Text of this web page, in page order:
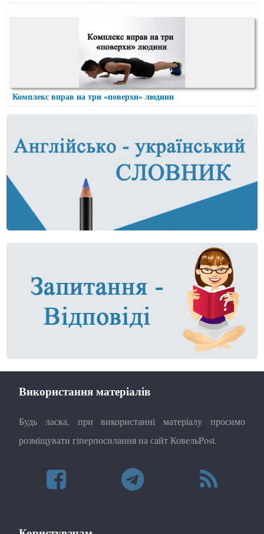
Комплекс вправ на три «поверхи» людини
Використання матеріалів
Будь ласка, при використанні матеріалу просимо
розміщувати гіперпосилання на сайт КовельPost.